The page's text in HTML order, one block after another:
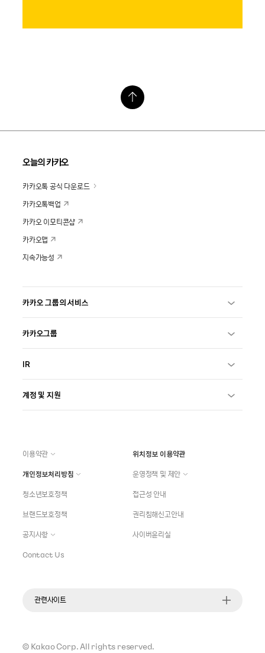
오늘의 카카오
카카오톡 공식 다운로드
카카오톡백업
카카오 이모티콘샵
카카오맵
지속가능성
카카오 그룹의 서비스
카카오그룹
IR
계정 및 지원
이용약관
위치정보 이용약관
개인정보처리방침
운영정책 및 제안
청소년보호정책
접근성 안내
브랜드보호정책
권리침해신고안내
공지사항
사이버윤리실
Contact Us
관련사이트
© Kakao Corp.All rights reserved.